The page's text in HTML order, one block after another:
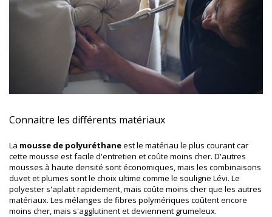
Connaitre les différents matériaux
La mousse de polyuréthaneest le matériau le plus courant car
cette mousse est facile d'entretien et coûte moins cher. D'autres
mousses à haute densité sont économiques, mais les combinaisons
duvet et plumes sont le choix ultime comme le souligne Lévi. Le
polyester s'aplatit rapidement, mais coûte moins cher que les autres
matériaux. Les mélanges de fibres polymériques coûtent encore
moins cher, mais s'agglutinent et deviennent grumeleux.